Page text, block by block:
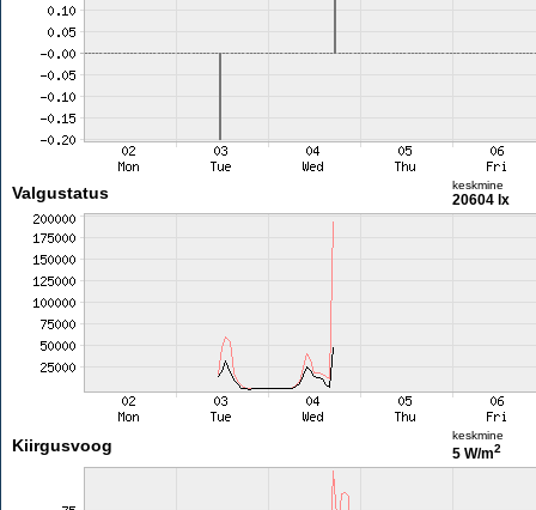
Valgustatus keskmine
20604 lx
Kiirgusvoog
keskmine
5 W/m2